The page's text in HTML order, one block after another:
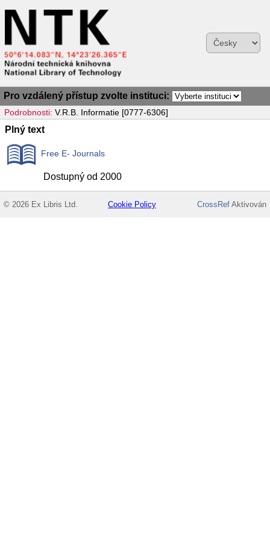
Pro vzdálený přístup zvolte instituci:
Podrobnosti: V.R.B. Informatie [0777-6306]
Plný text
Free E- Journals
Dostupný od 2000
© 2026 Ex Libris Ltd. Cookie Policy CrossRefAktivován